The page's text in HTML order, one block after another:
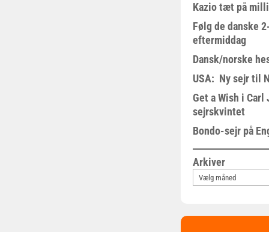
Kazio tæt på
Følg de danske
eftermiddag
Dansk/norske
USA: Ny sejr til
Get a Wish i Carl
sejrskvintet
Bondo-sejr på
Arkiver